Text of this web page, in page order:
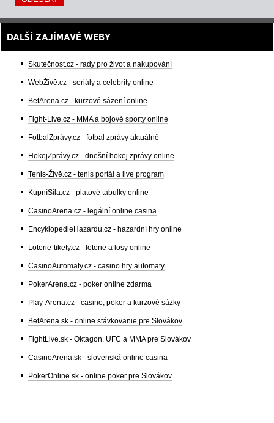
DALŠÍ ZAJÍMAVÉ WEBY
Skutečnost.cz - rady pro život a nakupování
WebŽivě.cz - seriály a celebrity online
BetArena.cz - kurzové sázení online
Fight-Live.cz - MMA a bojové sporty online
FotbalZprávy.cz - fotbal zprávy aktuálně
HokejZprávy.cz - dnešní hokej zprávy online
Tenis-Živě.cz - tenis portál a live program
KupníSíla.cz - platové tabulky online
CasinoArena.cz - legální online casina
EncyklopedieHazardu.cz - hazardní hry online
Loterie-tikety.cz - loterie a losy online
CasinoAutomaty.cz - casino hry automaty
PokerArena.cz - poker online zdarma
Play-Arena.cz - casino, poker a kurzové sázky
BetArena.sk - online stávkovanie pre Slovákov
FightLive.sk - Oktagon, UFC a MMA pre Slovákov
CasinoArena.sk - slovenská online casina
PokerOnline.sk - online poker pre Slovákov